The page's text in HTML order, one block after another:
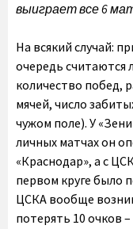
выиграет все 6
На всякий случай:
очередь считаются
количество побед,
мячей, число
чужом поле). У
личных матчах он
«Краснодар», а с
первом круге было
ЦСКА вообще
потерять 10 очков